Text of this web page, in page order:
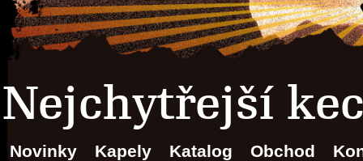
Nejchytřejší
Novinky Kapely Katalog Obchod